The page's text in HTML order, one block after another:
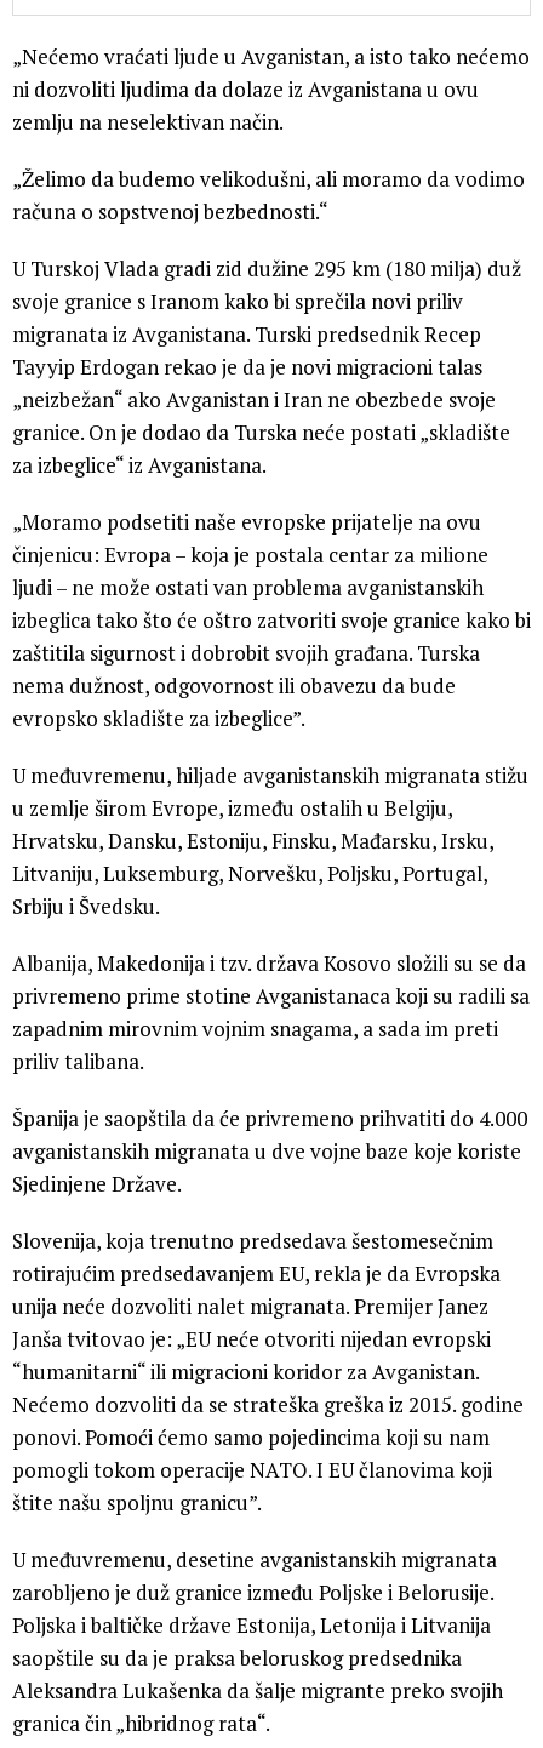
„Nećemo vraćati ljude u Avganistan, a isto tako nećemo
ni dozvoliti ljudima da dolaze iz Avganistana u ovu
zemlju na neselektivan način.
„Želimo da budemo velikodušni, ali moramo da vodimo
računa o sopstvenoj bezbednosti.“
U Turskoj Vlada gradi zid dužine 295 km (180 milja) duž
svoje granice s Iranom kako bi sprečila novi priliv
migranata iz Avganistana. Turski predsednik Recep
Tayyip Erdogan rekao je da je novi migracioni talas
„neizbežan“ ako Avganistan i Iran ne obezbede svoje
granice. On je dodao da Turska neće postati „skladište
za izbeglice“ iz Avganistana.
„Moramo podsetiti naše evropske prijatelje na ovu
činjenicu: Evropa – koja je postala centar za milione
ljudi – ne može ostati van problema avganistanskih
izbeglica tako što će oštro zatvoriti svoje granice kako bi
zaštitila sigurnost i dobrobit svojih građana. Turska
nema dužnost, odgovornost ili obavezu da bude
evropsko skladište za izbeglice”.
U međuvremenu, hiljade avganistanskih migranata stižu
u zemlje širom Evrope, između ostalih u Belgiju,
Hrvatsku, Dansku, Estoniju, Finsku, Mađarsku, Irsku,
Litvaniju, Luksemburg, Norvešku, Poljsku, Portugal,
Srbiju i Švedsku.
Albanija, Makedonija i tzv. država Kosovo složili su se da
privremeno prime stotine Avganistanaca koji su radili sa
zapadnim mirovnim vojnim snagama, a sada im preti
priliv talibana.
Španija je saopštila da će privremeno prihvatiti do 4.000
avganistanskih migranata u dve vojne baze koje koriste
Sjedinjene Države.
Slovenija, koja trenutno predsedava šestomesečnim
rotirajućim predsedavanjem EU, rekla je da Evropska
unija neće dozvoliti nalet migranata. Premijer Janez
Janša tvitovao je: „EU neće otvoriti nijedan evropski
“humanitarni“ ili migracioni koridor za Avganistan.
Nećemo dozvoliti da se strateška greška iz 2015. godine
ponovi. Pomoći ćemo samo pojedincima koji su nam
pomogli tokom operacije NATO. I EU članovima koji
štite našu spoljnu granicu”.
U međuvremenu, desetine avganistanskih migranata
zarobljeno je duž granice između Poljske i Belorusije.
Poljska i baltičke države Estonija, Letonija i Litvanija
saopštile su da je praksa beloruskog predsednika
Aleksandra Lukašenka da šalje migrante preko svojih
granica čin „hibridnog rata“.